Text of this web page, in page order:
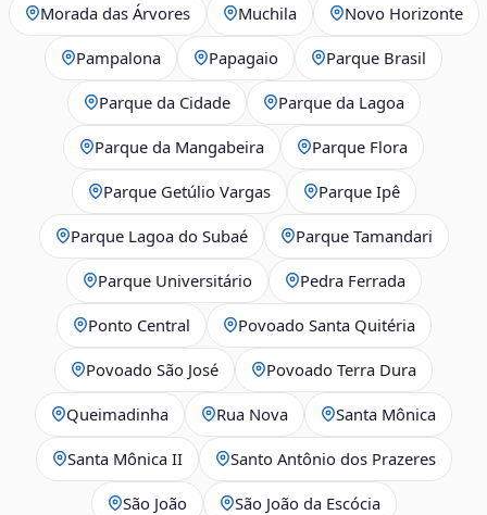
Morada das Árvores Muchila Novo Horizonte
Pampalona Papagaio Parque Brasil
Parque da Cidade Parque da Lagoa
Parque da Mangabeira Parque Flora
Parque Getúlio Vargas Parque Ipê
Parque Lagoa do Subaé Parque Tamandari
Parque Universitário Pedra Ferrada
Ponto Central Povoado Santa Quitéria
Povoado São José Povoado Terra Dura
Queimadinha Rua Nova Santa Mônica
Santa Mônica II Santo Antônio dos Prazeres
São João São João da Escócia